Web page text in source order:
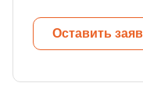
Оставить